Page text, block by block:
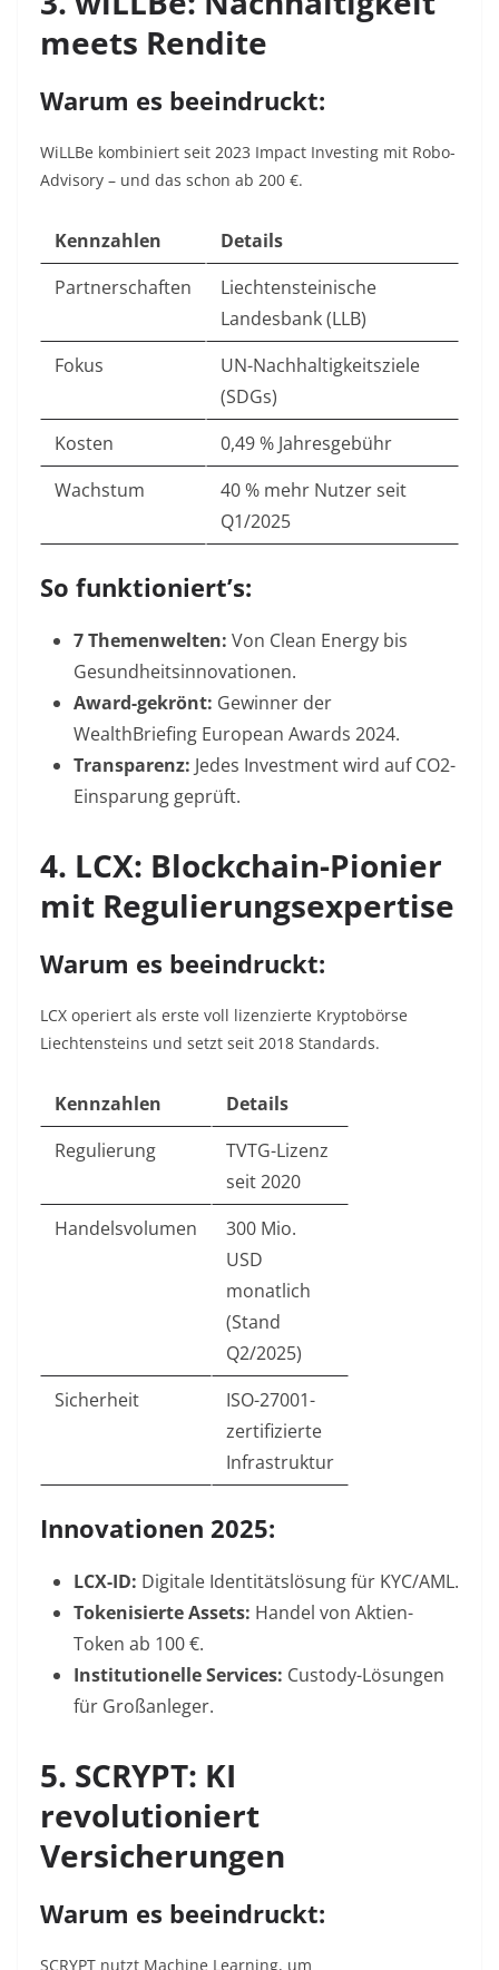
meets Rendite
Warum es beeindruckt:
WiLLBe kombiniert seit 2023 Impact Investing mit Robo-
Advisory – und das schon ab 200 €.
Kennzahlen
Details
Partnerschaften
Liechtensteinische
Landesbank (LLB)
Fokus
UN-Nachhaltigkeitsziele
(SDGs)
Kosten
0,49 % Jahresgebühr
Wachstum
40 % mehr Nutzer seit
Q1/2025
So funktioniert’s:
7 Themenwelten: Von Clean Energy bis
Gesundheitsinnovationen.
Award-gekrönt: Gewinner der
WealthBriefing European Awards 2024.
Transparenz: Jedes Investment wird auf CO2-
Einsparung geprüft.
4. LCX: Blockchain-Pionier
mit Regulierungsexpertise
Warum es beeindruckt:
LCX operiert als erste voll lizenzierte Kryptobörse
Liechtensteins und setzt seit 2018 Standards.
Kennzahlen
Details
Regulierung
TVTG-Lizenz
seit 2020
Handelsvolumen
300 Mio.
USD
monatlich
(Stand
Q2/2025)
Sicherheit
ISO-27001-
zertifizierte
Infrastruktur
Innovationen 2025:
LCX-ID: Digitale Identitätslösung für KYC/AML.
Tokenisierte Assets: Handel von Aktien-
Token ab 100 €.
Institutionelle Services: Custody-Lösungen
für Großanleger.
5. SCRYPT: KI
revolutioniert
Versicherungen
Warum es beeindruckt:
SCRYPT nutzt Machine Learning, um